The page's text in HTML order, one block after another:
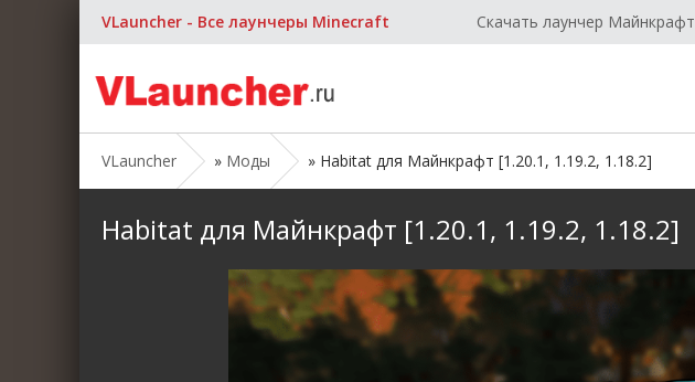
VLauncher - Все лаунчеры Minecraft Скачать лаунчер Майнкрафт
VLauncher » Моды » Habitat для Майнкрафт [1.20.1, 1.19.2, 1.18.2]
Habitat для Майнкрафт [1.20.1, 1.19.2, 1.18.2]